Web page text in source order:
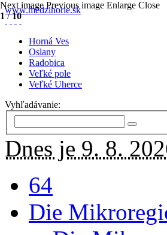
www.medzihorie.sk
Horná Ves
Oslany
Radobica
Veľké pole
Veľké Uherce
Vyhľadávanie:
Dnes je 9. 8.
64
Die
Next image Previous image Enlarge Close
1/10